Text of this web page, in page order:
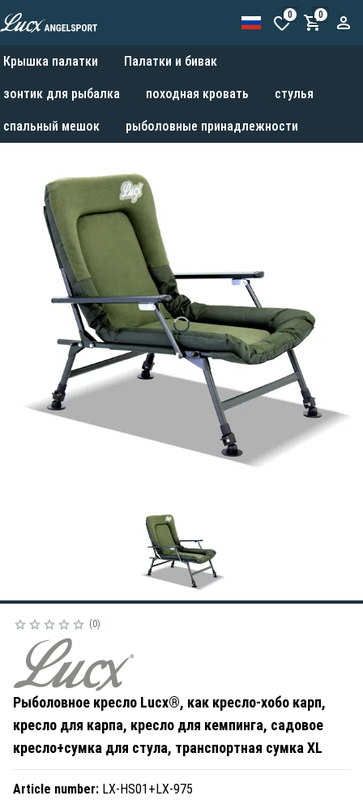
0 0
Крышка палатки Палатки и бивак
зонтик для рыбалка походная кровать стулья
спальный мешок рыболовные принадлежности
0
Рыболовное кресло Lucx®, как кресло-хобо карп,
кресло для карпа, кресло для кемпинга, садовое
кресло+сумка для стула, транспортная сумка XL
Article number: LX-HS01+LX-975